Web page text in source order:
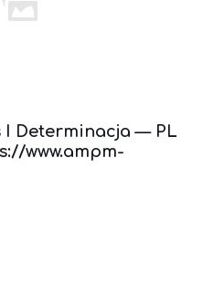
I Determinacja — PL
www.ampm-